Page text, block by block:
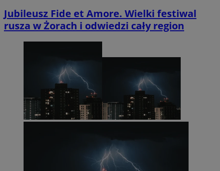
Jubileusz Fide et Amore. Wielki festiwal
rusza w Żorach i odwiedzi cały region